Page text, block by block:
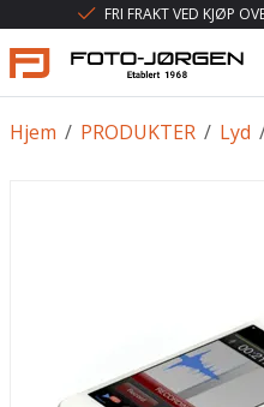
FRI FRAKT VED KJØP
/
Hjem /
PRODUKTER Lyd